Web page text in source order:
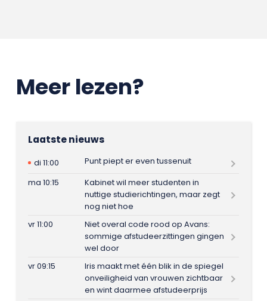
Meer lezen?
Laatste nieuws
di 11:00
Punt piept er even tussenuit
ma 10:15
Kabinet wil meer studenten in
nuttige studierichtingen, maar zegt
nog niet hoe
vr 11:00
Niet overal code rood op Avans:
sommige afstudeerzittingen gingen
wel door
vr 09:15
Iris maakt met één blik in de spiegel
onveiligheid van vrouwen zichtbaar
en wint daarmee afstudeerprijs